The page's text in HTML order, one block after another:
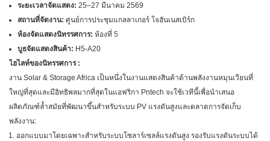
ระยะเวลาจัดแสดง: 25–27 มีนาคม 2569
สถานที่จัดงาน: ศูนย์การประชุมแกลลาเกอร์ โจฮันเนสเบิร์ก
ห้องจัดแสดงนิทรรศการ: ห้องที่ 5
บูธจัดแสดงสินค้า: H5-A20
ไฮไลท์ของนิทรรศการ :
งาน Solar & Storage Africa เป็นหนึ่งในงานแสดงสินค้าด้านพลังงานหมุนเวียนที่
ใหญ่ที่สุดและมีอิทธิพลมากที่สุดในแอฟริกา Pntech จะใช้เวทีนี้เพื่อนำเสนอ
ผลิตภัณฑ์ล้ำสมัยที่พัฒนาขึ้นสำหรับระบบ PV แรงดันสูงและตลาดการจัดเก็บ
พลังงาน:
ออกแบบมาโดยเฉพาะสำหรับระบบโซลาร์เซลล์แรงดันสูง รองรับแรงดันระบบได้